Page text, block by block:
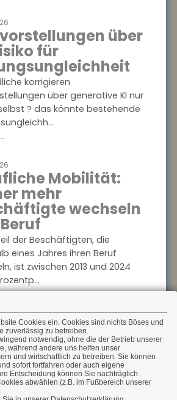
über
für
korrigieren
über generative KI nur
? das könnte bestehende
Mobilität:
mehr
wechseln
der Beschäftigten, die
eines Jahres ihren Beruf
ist zwischen 2013 und 2024
Wie Umzüge
Cookies ein. Cookies sind nichts Böses und
zuverlässig zu betreiben.
notwendig, ohne die der Betrieb unserer
während andere uns helfen unser
und wirtschaftlich zu betreiben. Sie können
sofort fortfahren oder auch eigene
Entscheidung können Sie nachträglich
abwählen (z.B. im Fußbereich unserer
mehr...
Rente:
und
Hebel für die
Bundesregierung plant
Rente für Kinder ab
Jahren. Die deutsche
mehr...
Flugzeitenänderung kann
Reisemangel darstellen
zu Mängelansprüchen
Das Amtsgericht
urte...
mehr...